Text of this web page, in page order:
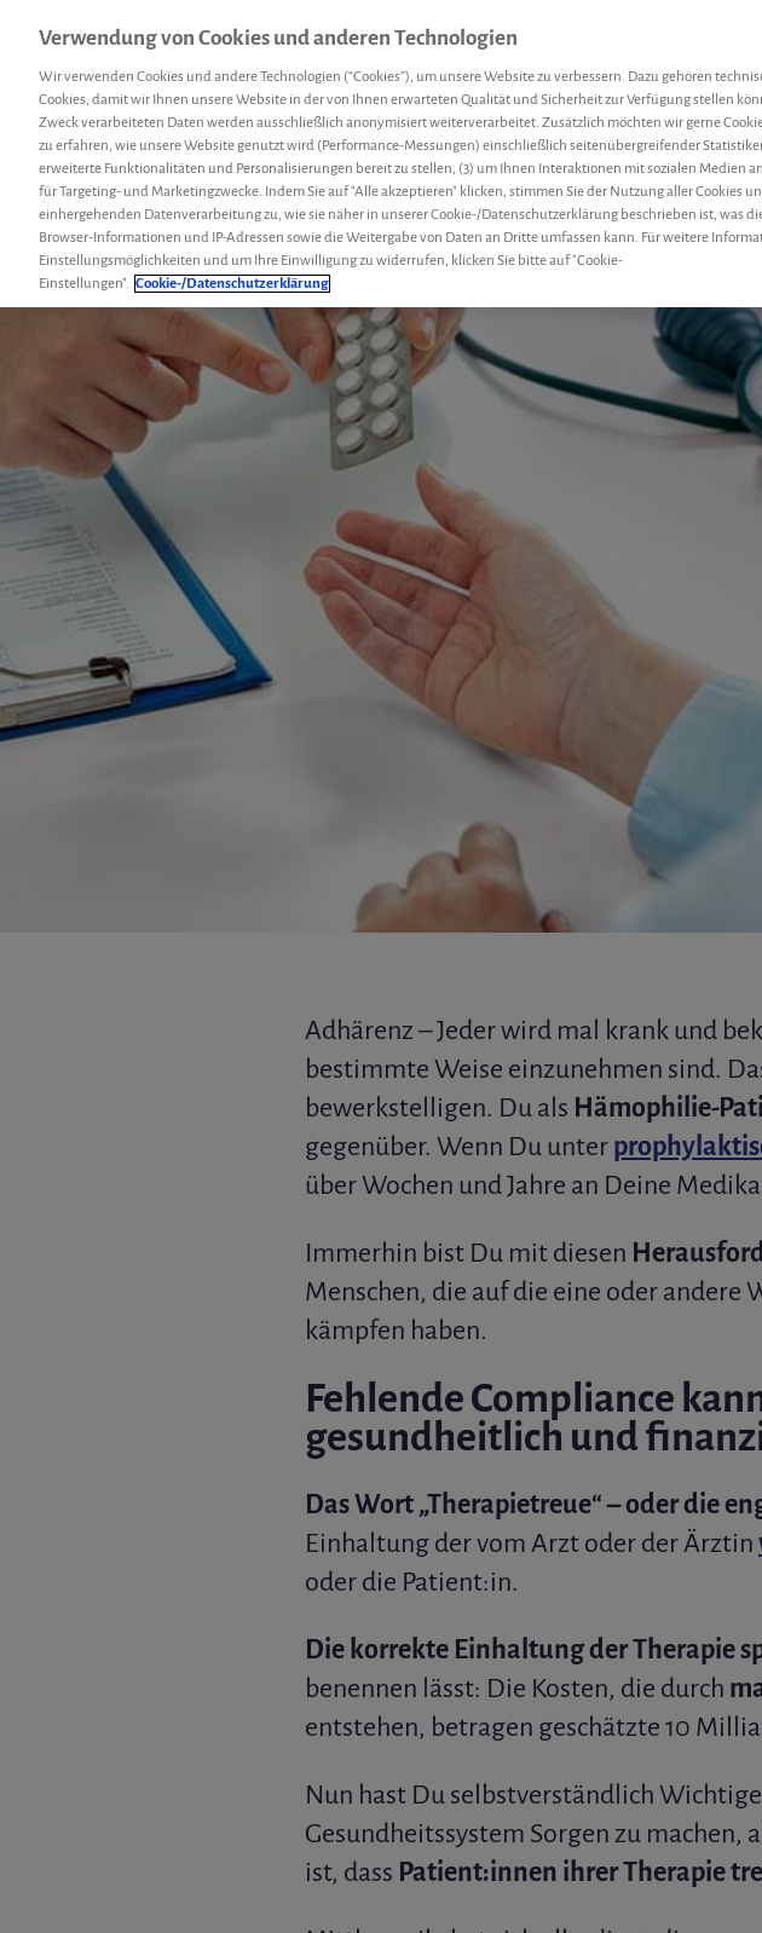
Adhärenz – Jeder wird mal krank und
bestimmte Weise einzunehmen sind.
bewerkstelligen. Du als Hämophilie-
gegenüber. Wenn Du unter
über Wochen und Jahre an Deine
Immerhin bist Du mit diesen
Menschen, die auf die eine oder andere
kämpfen haben.
Fehlende Compliance
gesundheitlich und
Das Wort „Therapietreue“ – oder die
Einhaltung der vom Arzt oder der Ärztin
oder die Patient:in.
Die korrekte Einhaltung der Therapie
benennen lässt: Die Kosten, die durch
entstehen, betragen geschätzte 10
Nun hast Du selbstverständlich
Gesundheitssystem Sorgen zu
ist, dass Patient:innen ihrer Therapie
Verwendung von Cookies und anderen Technologien
Wir verwenden Cookies und andere Technologien (“Cookies”), um unsere Website zu verbessern. Dazu gehören
Cookies, damit wir Ihnen unsere Website in der von Ihnen erwarteten Qualität und Sicherheit zur Verfügung stellen
Zweck verarbeiteten Daten werden ausschließlich anonymisiert weiterverarbeitet. Zusätzlich möchten wir gerne
zu erfahren, wie unsere Website genutzt wird (Performance-Messungen) einschließlich seitenübergreifender
erweiterte Funktionalitäten und Personalisierungen bereit zu stellen, (3) um Ihnen Interaktionen mit sozialen Medien
für Targeting- und Marketingzwecke. Indem Sie auf "Alle akzeptieren" klicken, stimmen Sie der Nutzung aller Cookies
einhergehenden Datenverarbeitung zu, wie sie näher in unserer Cookie-/Datenschutzerklärung beschrieben ist, was
Browser-Informationen und IP-Adressen sowie die Weitergabe von Daten an Dritte umfassen kann. Für weitere
Einstellungsmöglichkeiten und um Ihre Einwilligung zu widerrufen, klicken Sie bitte auf "Cookie-
Einstellungen". Cookie-/Datenschutzerklärung